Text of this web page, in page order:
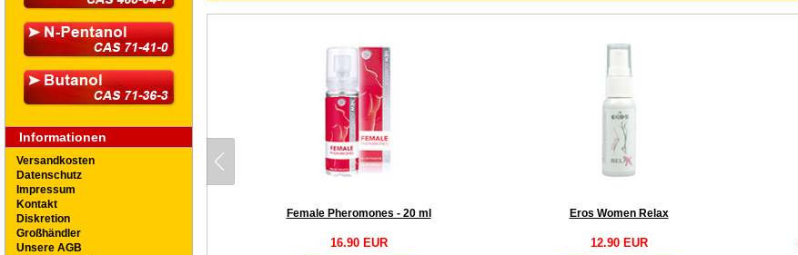
Informationen
Versandkosten
Datenschutz
Impressum
Kontakt
Diskretion
Großhändler
Unsere AGB
Female Pheromones - 20 ml
16.90 EUR
Eros Women Relax
12.90 EUR